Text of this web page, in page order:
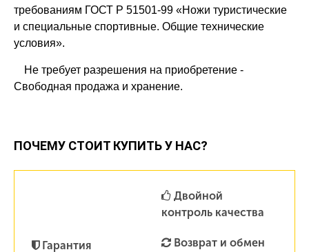
требованиям ГОСТ Р 51501-99 «Ножи туристические
и специальные спортивные. Общие технические
условия».
Не требует разрешения на приобретение -
Свободная продажа и хранение.
ПОЧЕМУ СТОИТ КУПИТЬ У НАС?
Гарантия
Двойной
контроль качества
Возврат и обмен